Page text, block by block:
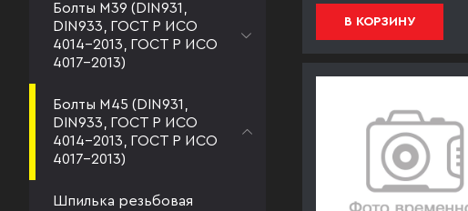
Болты М39 (DIN931,
DIN933, ГОСТ Р ИСО
4014-2013, ГОСТ Р ИСО
4017-2013)
Болты М45 (DIN931,
DIN933, ГОСТ Р ИСО
4014-2013, ГОСТ Р ИСО
4017-2013)
Шпилька резьбовая
В КОРЗИНУ